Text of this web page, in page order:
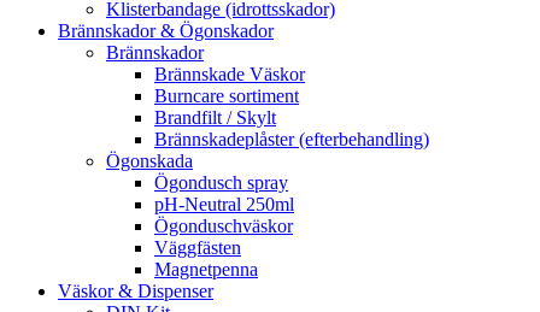
Klisterbandage (idrottsskador)
Brännskador & Ögonskador
Brännskador
Brännskade Väskor
Burncare sortiment
Brandfilt / Skylt
Brännskadeplåster (efterbehandling)
Ögonskada
Ögondusch spray
pH-Neutral 250ml
Ögonduschväskor
Väggfästen
Magnetpenna
Väskor & Dispenser